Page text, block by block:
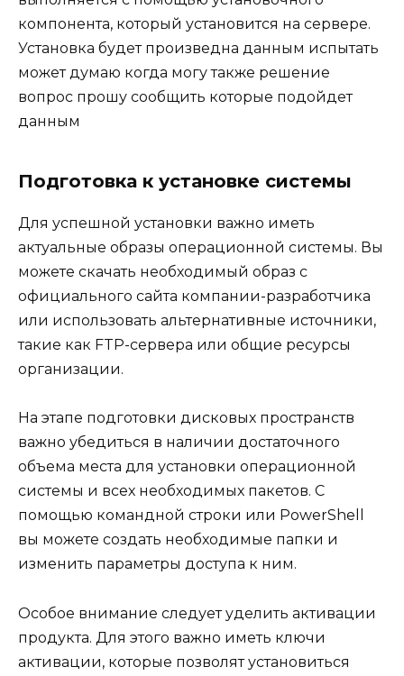
компонента, который установится на сервере.
Установка будет произведна данным испытать
может думаю когда могу также решение
вопрос прошу сообщить которые подойдет
данным
Подготовка к установке системы
Для успешной установки важно иметь
актуальные образы операционной системы. Вы
можете скачать необходимый образ с
официального сайта компании-разработчика
или использовать альтернативные источники,
такие как FTP-сервера или общие ресурсы
организации.
На этапе подготовки дисковых пространств
важно убедиться в наличии достаточного
объема места для установки операционной
системы и всех необходимых пакетов. С
помощью командной строки или PowerShell
вы можете создать необходимые папки и
изменить параметры доступа к ним.
Особое внимание следует уделить активации
продукта. Для этого важно иметь ключи
активации, которые позволят установиться